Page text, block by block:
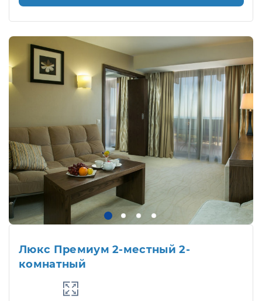
Люкс Премиум 2-местный 2-
комнатный